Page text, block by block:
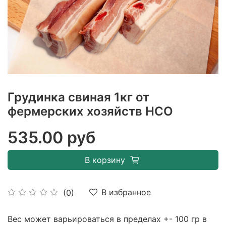
Грудинка свиная 1кг от
фермерских хозяйств НСО
(0) В избранное
535.00 руб
В корзину
Вес может варьироваться в пределах +- 100 гр в